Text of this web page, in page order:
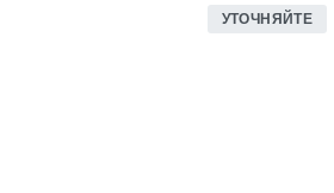
УТОЧНЯЙТЕ